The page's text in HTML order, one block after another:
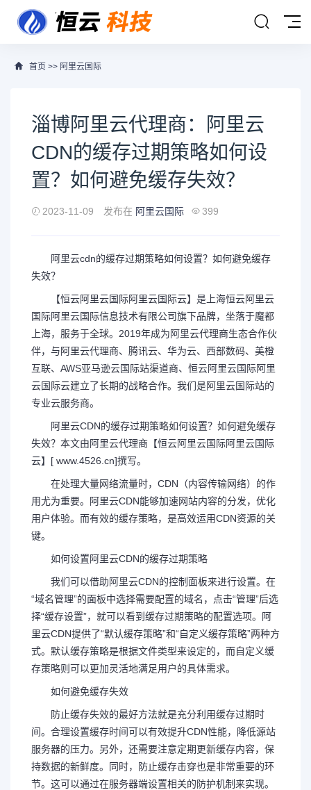
首页 >> 阿里云国际
淄博阿里云代理商：阿里云
CDN的缓存过期策略如何设
置？如何避免缓存失效？
2023-11-09 发布在 阿里云国际 399
阿里云cdn的缓存过期策略如何设置？如何避免缓存
失效？
【恒云阿里云国际阿里云国际云】是上海恒云阿里云
国际阿里云国际信息技术有限公司旗下品牌，坐落于魔都
上海，服务于全球。2019年成为阿里云代理商生态合作伙
伴，与阿里云代理商、腾讯云、华为云、西部数码、美橙
互联、AWS亚马逊云国际站渠道商、恒云阿里云国际阿里
云国际云建立了长期的战略合作。我们是阿里云国际站的
专业云服务商。
阿里云CDN的缓存过期策略如何设置？如何避免缓存
失效？本文由阿里云代理商【恒云阿里云国际阿里云国际
云】[ www.4526.cn]撰写。
在处理大量网络流量时，CDN（内容传输网络）的作
用尤为重要。阿里云CDN能够加速网站内容的分发，优化
用户体验。而有效的缓存策略，是高效运用CDN资源的关
键。
如何设置阿里云CDN的缓存过期策略
我们可以借助阿里云CDN的控制面板来进行设置。在
“域名管理”的面板中选择需要配置的域名，点击“管理”后选
择“缓存设置”，就可以看到缓存过期策略的配置选项。阿
里云CDN提供了“默认缓存策略”和“自定义缓存策略”两种方
式。默认缓存策略是根据文件类型来设定的，而自定义缓
存策略则可以更加灵活地满足用户的具体需求。
如何避免缓存失效
防止缓存失效的最好方法就是充分利用缓存过期时
间。合理设置缓存时间可以有效提升CDN性能，降低源站
服务器的压力。另外，还需要注意定期更新缓存内容，保
持数据的新鲜度。同时，防止缓存击穿也是非常重要的环
节。这可以通过在服务器端设置相关的防护机制来实现。